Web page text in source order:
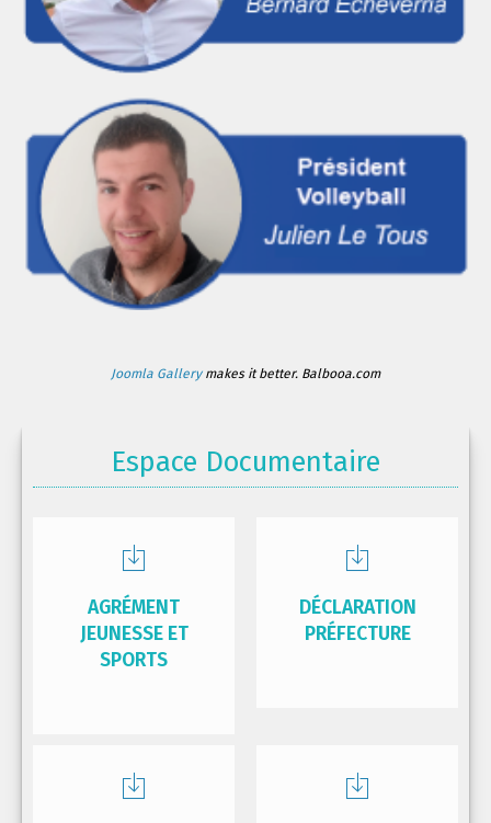
Joomla Gallerymakes it better. Balbooa.com
Espace Documentaire
AGRÉMENT
JEUNESSE ET
SPORTS
DÉCLARATION
PRÉFECTURE